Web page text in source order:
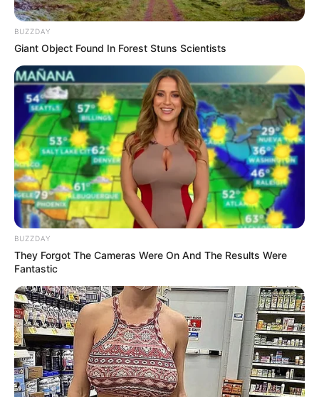
BUZZDAY
Giant Object Found In Forest Stuns Scientists
BUZZDAY
They Forgot The Cameras Were On And The Results Were
Fantastic